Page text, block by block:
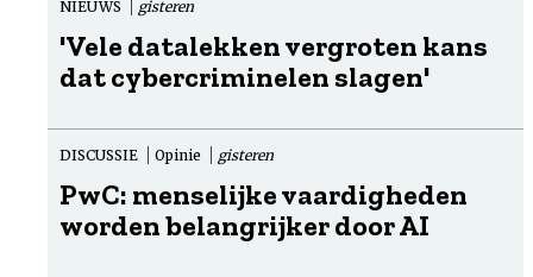
NIEUWS gisteren
'Vele datalekken vergroten kans
dat cybercriminelen slagen'
DISCUSSIE Opinie gisteren
PwC: menselijke vaardigheden
worden belangrijker door AI